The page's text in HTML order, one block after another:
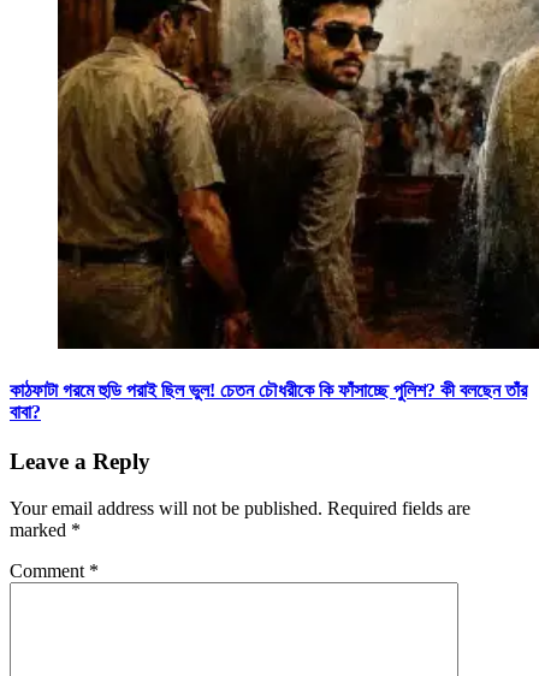
কাঠফাটা গরমে হুডি পরাই ছিল ভুল! চেতন চৌধরীকে কি ফাঁসাচ্ছে পুলিশ? কী বলছেন তাঁর
বাবা?
Leave a Reply
Your email address will not be published. Required fields are
marked *
Comment *